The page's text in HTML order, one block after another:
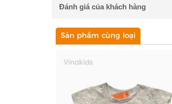
Đánh giá của khách hàng
Sản phẩm cùng loại